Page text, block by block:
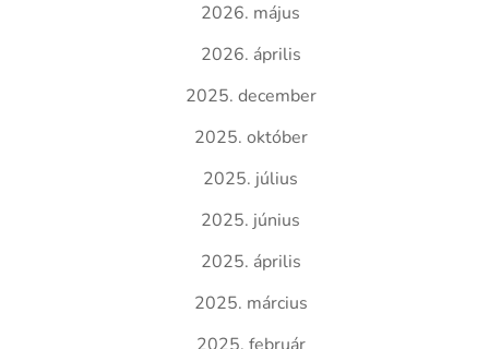
2026. május
2026. április
2025. december
2025. október
2025. július
2025. június
2025. április
2025. március